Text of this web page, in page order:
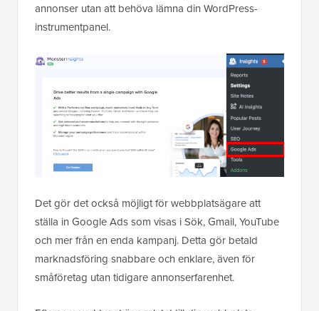
annonser utan att behöva lämna din WordPress-
instrumentpanel.
Det gör det också möjligt för webbplatsägare att
ställa in Google Ads som visas i Sök, Gmail, YouTube
och mer från en enda kampanj. Detta gör betald
marknadsföring snabbare och enklare, även för
småföretag utan tidigare annonserfarenhet.